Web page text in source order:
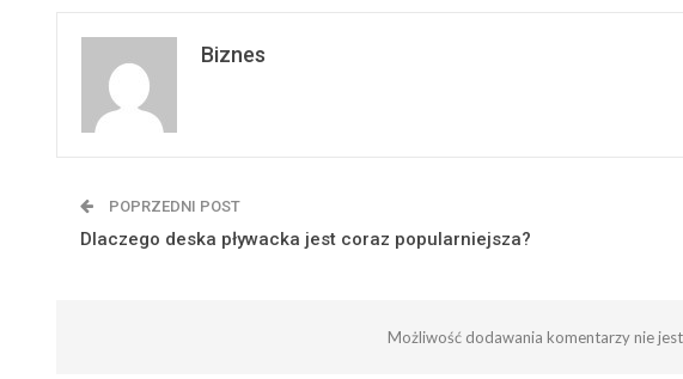
Biznes
POPRZEDNI POST
Dlaczego deska pływacka jest coraz popularniejsza?
Możliwość dodawania komentarzy nie